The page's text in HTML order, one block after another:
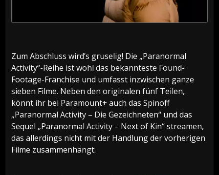
Zum Abschluss wird’s gruselig! Die „Paranormal
Activity“-Reihe ist wohl das bekannteste Found-
Footage-Franchise und umfasst inzwischen ganze
sieben Filme. Neben den originalen fünf Teilen,
könnt ihr bei Paramount+ auch das Spinoff
„Paranormal Activity – Die Gezeichneten“ und das
Sequel „Paranormal Activity – Next of Kin“ streamen,
das allerdings nicht mit der Handlung der vorherigen
Filme zusammenhängt.